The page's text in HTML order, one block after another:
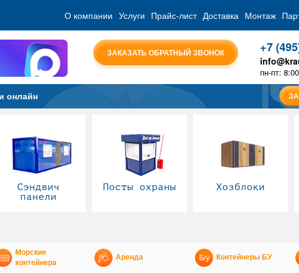
О компании Услуги Прайс-лист Доставка Монтаж
ЗАКАЗАТЬ ОБРАТНЫЙ ЗВОНОК +7
пн-пт:
онлайн
Сэндвич
панели
Посты охраны Хозблоки
Морские
контейнера
Аренда Контейнеры БУ